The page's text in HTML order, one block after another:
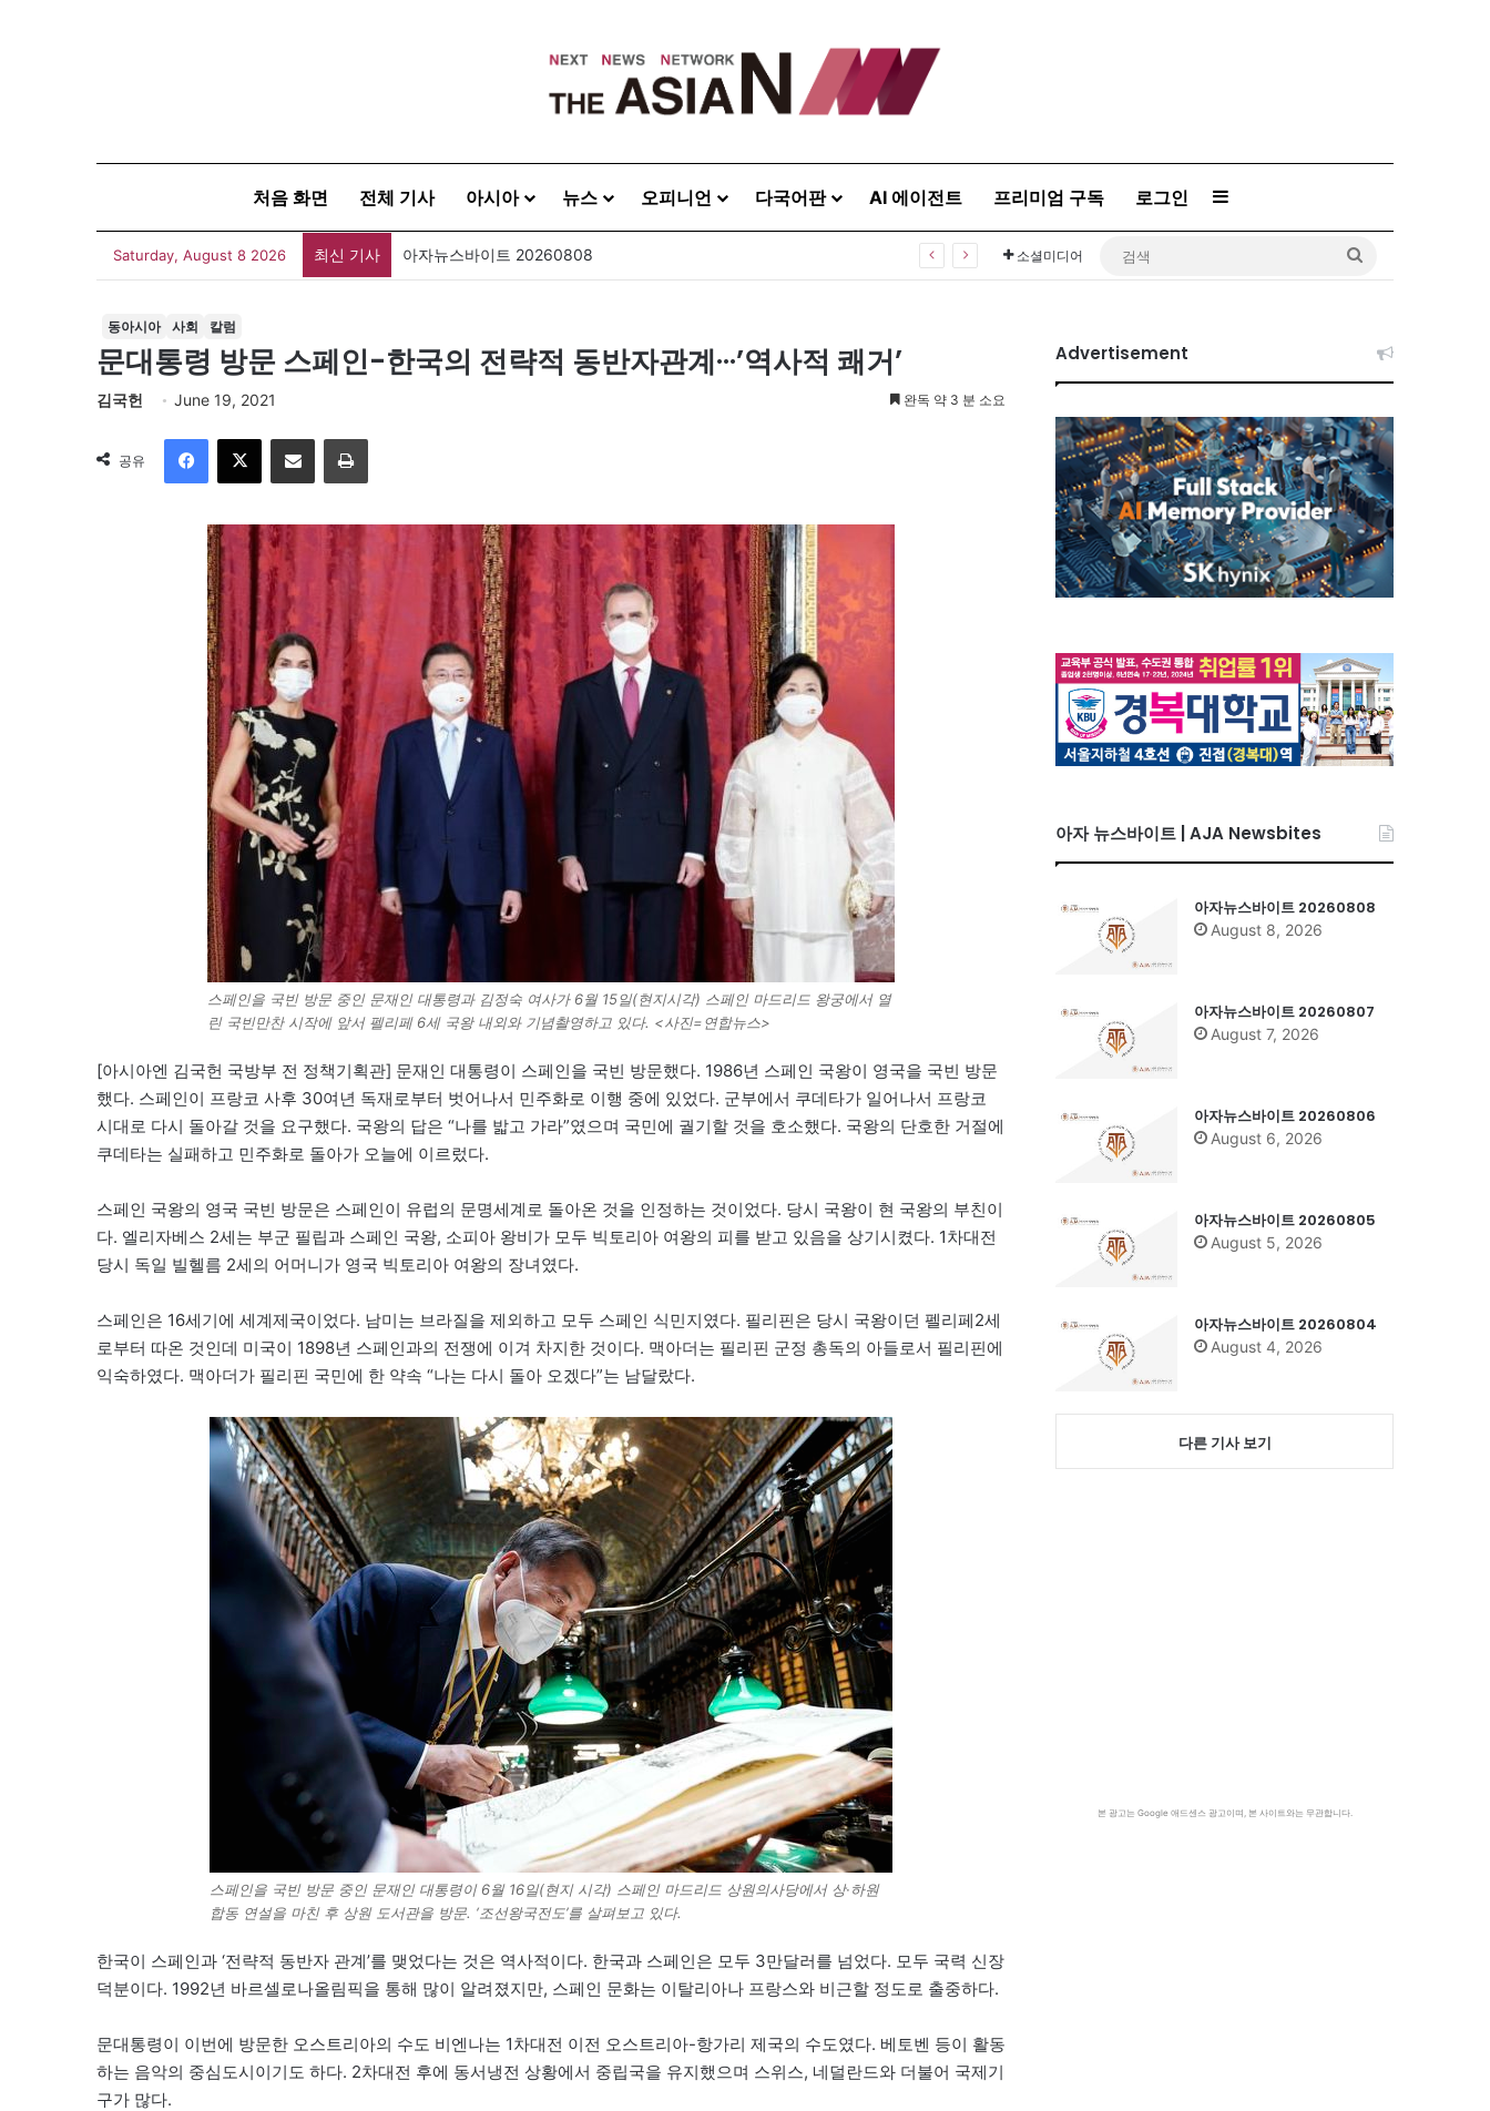
처음 화면 전체 기사 아시아 뉴스 오피니언 다국어판 AI 에이전트 프리미엄 구독 로그인 Sidebar
Saturday, August 8 2026 최신 기사 아자뉴스바이트 20260808 소셜미디어
동아시아 사회 칼럼
문대통령 방문 스페인-한국의 전략적 동반자관계···’역사적 쾌거’
김국헌 June 19, 2021 완독 약 3 분 소요
공유
이메일
스페인을 국빈 방문 중인 문재인 대통령과 김정숙 여사가 6월 15일(현지시각) 스페인 마드리드 왕궁에서 열
린 국빈만찬 시작에 앞서 펠리페 6세 국왕 내외와 기념촬영하고 있다. <사진=연합뉴스>
[아시아엔 김국헌 국방부 전 정책기획관] 문재인 대통령이 스페인을 국빈 방문했다. 1986년 스페인 국왕이 영국을 국빈 방문
했다. 스페인이 프랑코 사후 30여년 독재로부터 벗어나서 민주화로 이행 중에 있었다. 군부에서 쿠데타가 일어나서 프랑코
시대로 다시 돌아갈 것을 요구했다. 국왕의 답은 “나를 밟고 가라”였으며 국민에 궐기할 것을 호소했다. 국왕의 단호한 거절에
쿠데타는 실패하고 민주화로 돌아가 오늘에 이르렀다.
스페인 국왕의 영국 국빈 방문은 스페인이 유럽의 문명세계로 돌아온 것을 인정하는 것이었다. 당시 국왕이 현 국왕의 부친이
다. 엘리자베스 2세는 부군 필립과 스페인 국왕, 소피아 왕비가 모두 빅토리아 여왕의 피를 받고 있음을 상기시켰다. 1차대전
당시 독일 빌헬름 2세의 어머니가 영국 빅토리아 여왕의 장녀였다.
스페인은 16세기에 세계제국이었다. 남미는 브라질을 제외하고 모두 스페인 식민지였다. 필리핀은 당시 국왕이던 펠리페2세
로부터 따온 것인데 미국이 1898년 스페인과의 전쟁에 이겨 차지한 것이다. 맥아더는 필리핀 군정 총독의 아들로서 필리핀에
익숙하였다. 맥아더가 필리핀 국민에 한 약속 “나는 다시 돌아 오겠다”는 남달랐다.
스페인을 국빈 방문 중인 문재인 대통령이 6월 16일(현지 시각) 스페인 마드리드 상원의사당에서 상·하원
합동 연설을 마친 후 상원 도서관을 방문. ‘조선왕국전도’를 살펴보고 있다.
한국이 스페인과 ‘전략적 동반자 관계’를 맺었다는 것은 역사적이다. 한국과 스페인은 모두 3만달러를 넘었다. 모두 국력 신장
덕분이다. 1992년 바르셀로나올림픽을 통해 많이 알려졌지만, 스페인 문화는 이탈리아나 프랑스와 비근할 정도로 출중하다.
문대통령이 이번에 방문한 오스트리아의 수도 비엔나는 1차대전 이전 오스트리아-항가리 제국의 수도였다. 베토벤 등이 활동
하는 음악의 중심도시이기도 하다. 2차대전 후에 동서냉전 상황에서 중립국을 유지했으며 스위스, 네덜란드와 더불어 국제기
구가 많다.
Advertisement
아자 뉴스바이트 | AJA Newsbites
아자뉴스바이트 20260808
August 8, 2026
아자뉴스바이트 20260807
August 7, 2026
아자뉴스바이트 20260806
August 6, 2026
아자뉴스바이트 20260805
August 5, 2026
아자뉴스바이트 20260804
August 4, 2026
다른 기사 보기
본 광고는 Google 애드센스 광고이며, 본 사이트와는 무관합니다.